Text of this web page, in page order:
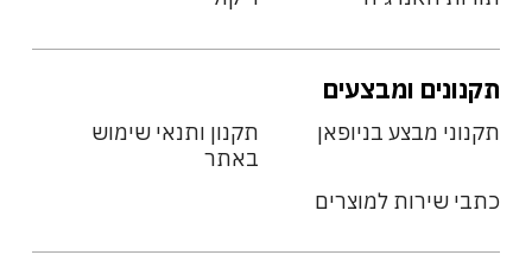
תקנונים ומבצעים
תקנוני מבצע בניופאן
תקנון ותנאי שימוש
באתר
כתבי שירות למוצרים